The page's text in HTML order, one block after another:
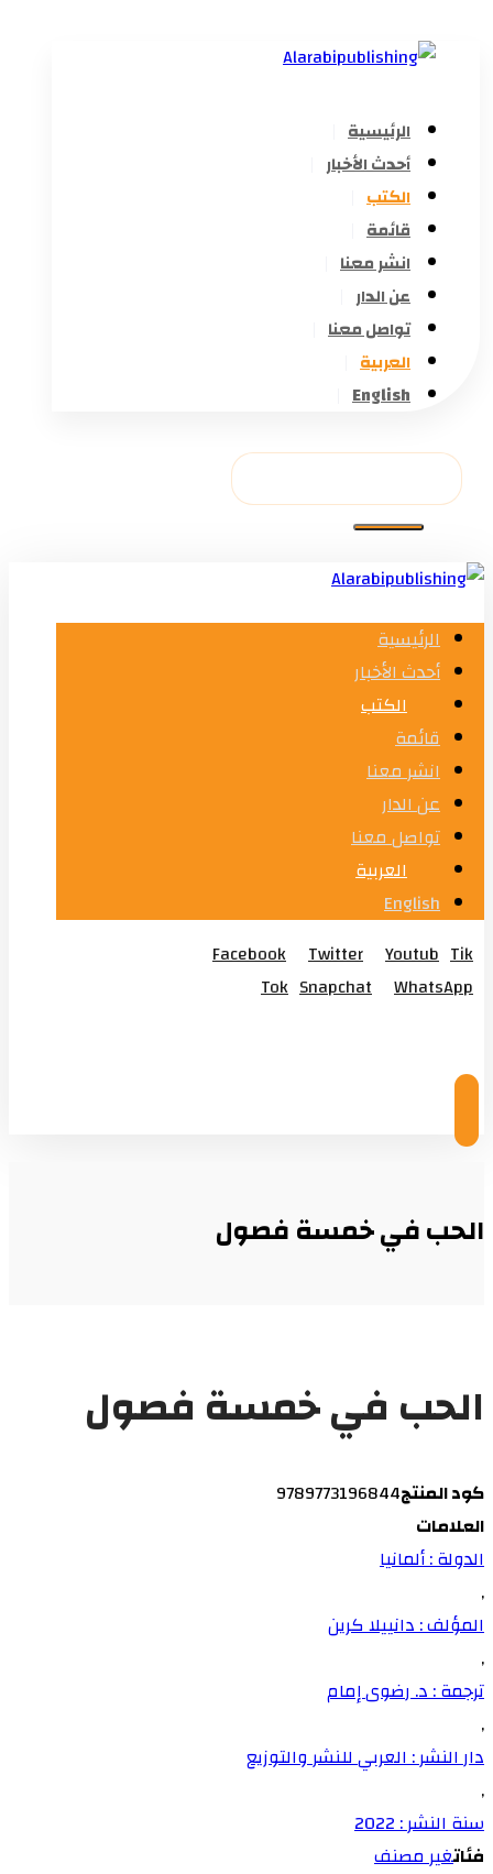
الرئيسية
أحدث الأخبار
الكتب
قائمة
انشر معنا
عن الدار
تواصل معنا
العربية
English
الرئيسية
أحدث الأخبار
الكتب
قائمة
انشر معنا
عن الدار
تواصل معنا
العربية
English
Facebook
Twitter Youtub Tik
Tok Snapchat
WhatsApp
الحب في خمسة فصول
الحب في خمسة فصول
كود المنتج9789773196844
العلامات
الدولة : ألمانيا
,
المؤلف : دانييلا كرين
,
ترجمة : د. رضوى إمام
,
دار النشر : العربي للنشر والتوزيع
,
سنة النشر : 2022
فئاتغير مصنف